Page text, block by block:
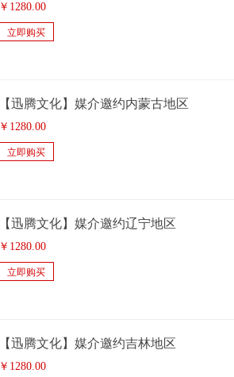
￥ 1280.00
立即购买
【迅腾文化】媒介邀约内蒙古地区
￥ 1280.00
立即购买
【迅腾文化】媒介邀约辽宁地区
￥ 1280.00
立即购买
【迅腾文化】媒介邀约吉林地区
￥ 1280.00